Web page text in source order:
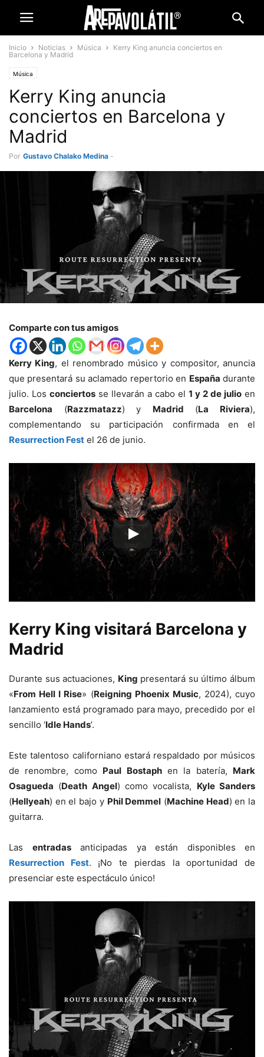
Inicio Noticias Música
Kerry King anuncia conciertos en
Barcelona y Madrid
Música
Kerry King anuncia
conciertos en Barcelona y
Madrid
Por Gustavo Chalako Medina -
Comparte con tus amigos
Kerry King, el renombrado músico y compositor, anuncia
que presentará su aclamado repertorio en España durante
julio. Los conciertos se llevarán a cabo el 1 y 2 de julio en
Barcelona (Razzmatazz) y Madrid (La Riviera),
complementando su participación confirmada en el
Resurrection Fest el 26 de junio.
Kerry King visitará Barcelona y
Madrid
Durante sus actuaciones, King presentará su último álbum
«From Hell I Rise» (Reigning Phoenix Music, 2024), cuyo
lanzamiento está programado para mayo, precedido por el
sencillo ‘Idle Hands’.
Este talentoso californiano estará respaldado por músicos
de renombre, como Paul Bostaphen la batería, Mark
Osagueda (Death Angel) como vocalista, Kyle Sanders
(Hellyeah) en el bajo y Phil Demmel (Machine Head) en la
guitarra.
Las entradasanticipadas ya están disponibles en
Resurrection Fest. ¡No te pierdas la oportunidad de
presenciar este espectáculo único!